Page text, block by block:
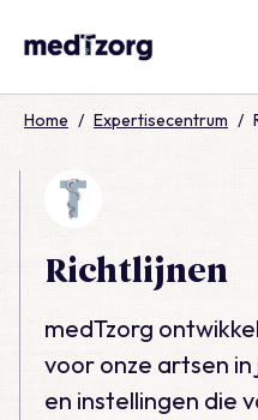
Home / Expertisecentrum /
Richtlijnen
medTzorg
voor onze artsen
en instellingen die